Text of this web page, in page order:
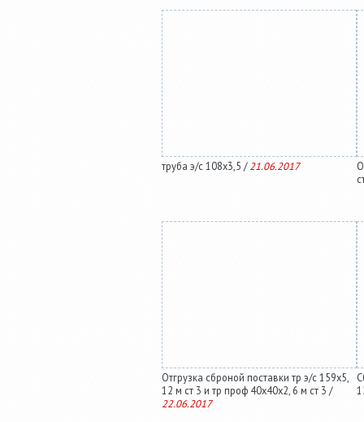
труба э/с 108х3,5 / 21.06.2017
Отгрузка сброной поставки тр э/с 159х5,
12 м ст 3 и тр проф 40х40х2, 6 м ст 3 /
22.06.2017